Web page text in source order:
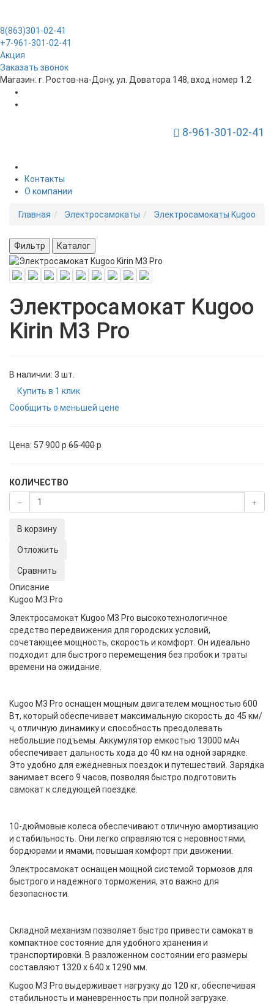
8(863)301-02-41
+7-961-301-02-41
Акция
Заказать звонок
Магазин: г. Ростов-на-Дону, ул. Доватора 148, вход номер 1.2
8-961-301-02-41
Toggle Navigation
Контакты
О компании
Главная Электросамокаты Электросамокаты Kugoo
Фильтр Каталог
Электросамокат Kugoo
Kirin M3 Pro
В наличии: 3 шт.
Купить в 1 клик
Сообщить о меньшей цене
Цена: 57 900 p 65 400p
КОЛИЧЕСТВО
В корзину
Отложить
Сравнить
Описание
Kugoo M3 Pro
Электросамокат Kugoo M3 Pro высокотехнологичное
средство передвижения для городских условий,
сочетающее мощность, скорость и комфорт. Он идеально
подходит для быстрого перемещения без пробок и траты
времени на ожидание.
Kugoo M3 Pro оснащен мощным двигателем мощностью 600
Вт, который обеспечивает максимальную скорость до 45 км/
ч, отличную динамику и способность преодолевать
небольшие подъемы. Аккумулятор емкостью 13000 мАч
обеспечивает дальность хода до 40 км на одной зарядке.
Это удобно для ежедневных поездок и путешествий. Зарядка
занимает всего 9 часов, позволяя быстро подготовить
самокат к следующей поездке.
10-дюймовые колеса обеспечивают отличную амортизацию
и стабильность. Они легко справляются с неровностями,
бордюрами и ямами, повышая комфорт при движении.
Электросамокат оснащен мощной системой тормозов для
быстрого и надежного торможения, это важно для
безопасности.
Складной механизм позволяет быстро привести самокат в
компактное состояние для удобного хранения и
транспортировки. В разложенном состоянии его размеры
составляют 1320 х 640 х 1290 мм.
Kugoo M3 Pro выдерживает нагрузку до 120 кг, обеспечивая
стабильность и маневренность при полной загрузке.